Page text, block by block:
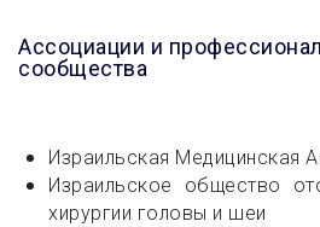
Ассоциации и
сообщества
Израильская Медицинская
Израильское общество
хирургии головы и шеи